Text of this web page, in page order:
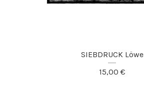
SIEBDRUCK Löwe
15,00 €